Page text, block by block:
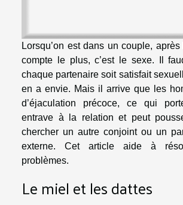
Lorsqu’on est dans un couple, après
compte le plus, c’est le sexe. Il
chaque partenaire soit satisfait
en a envie. Mais il arrive que les
d’éjaculation précoce, ce qui
entrave à la relation et peut
chercher un autre conjoint ou un
externe. Cet article aide à
problèmes.
Le miel et les dattes